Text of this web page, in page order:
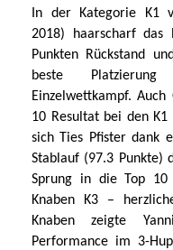
In der Kategorie K1
2018) haarscharf
Punkten Rückstand
beste
Einzelwettkampf.
10 Resultat bei den
sich Ties Pfister dank
Stablauf (97.3 Punkte)
Sprung in die Top
Knaben K3 –
Knaben zeigte
Performance im 3-